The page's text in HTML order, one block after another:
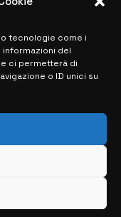
tecnologie come i
del
ci permetterà di
o ID unici su